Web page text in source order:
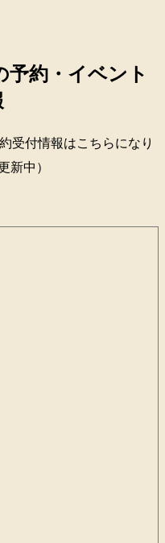
予約・イベント
受付情報はこちらになり
新中）